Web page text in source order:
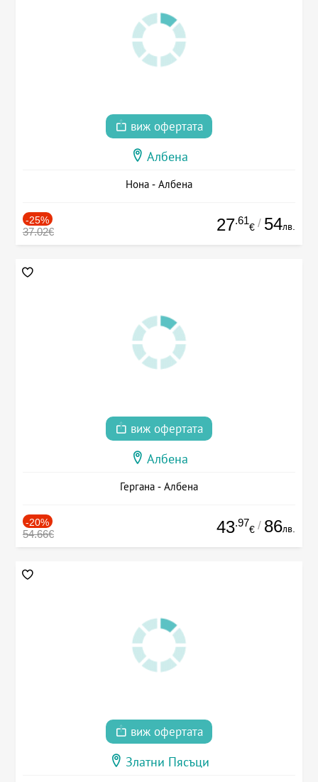
виж офертата
Албена
Нона - Албена
-25%
37.02€ 27.61
€ / 54лв.
виж офертата
Албена
Гергана - Албена
-20%
54.66€ 43.97
€ / 86лв.
виж офертата
Златни Пясъци